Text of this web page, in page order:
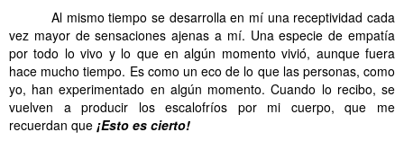
Al mismo tiempo se desarrolla en mí una receptividad cada
vez mayor de sensaciones ajenas a mí. Una especie de empatía
por todo lo vivo y lo que en algún momento vivió, aunque fuera
hace mucho tiempo. Es como un eco de lo que las personas, como
yo, han experimentado en algún momento. Cuando lo recibo, se
vuelven a producir los escalofríos por mi cuerpo, que me
recuerdan que ¡Esto es cierto!